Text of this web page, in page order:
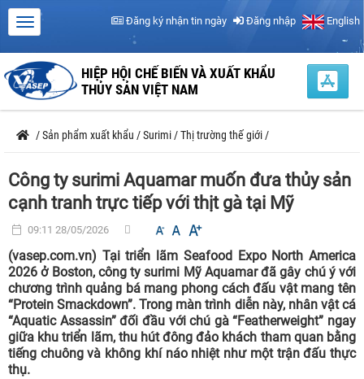
Đăng ký nhận tin ngày Đăng nhập English
HIỆP HỘI CHẾ BIẾN VÀ XUẤT KHẨU
THỦY SẢN VIỆT NAM
/Sản phẩm xuất khẩu /Surimi /Thị trường thế giới /
Công ty surimi Aquamar muốn đưa thủy sản
cạnh tranh trực tiếp với thịt gà tại Mỹ
09:11 28/05/2026
(vasep.com.vn) Tại triển lãm Seafood Expo North America
2026 ở Boston, công ty surimi Mỹ Aquamar đã gây chú ý với
chương trình quảng bá mang phong cách đấu vật mang tên
“Protein Smackdown”. Trong màn trình diễn này, nhân vật cá
“Aquatic Assassin” đối đầu với chú gà “Featherweight” ngay
giữa khu triển lãm, thu hút đông đảo khách tham quan bằng
tiếng chuông và không khí náo nhiệt như một trận đấu thực
thụ.